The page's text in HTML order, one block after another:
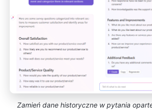
Zamień dane historyczne w pytania